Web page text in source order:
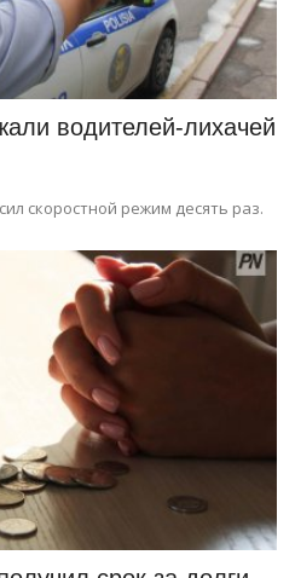
водителей-лихачей
скоростной режим десять раз.